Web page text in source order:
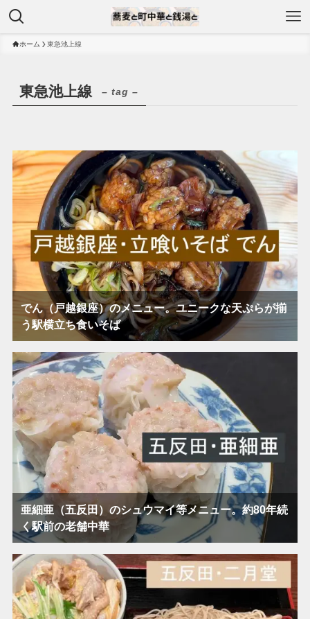
ホーム 東急池上線
東急池上線 – tag –
でん（戸越銀座）のメニュー。ユニークな天ぷらが揃
う駅横立ち食いそば
亜細亜（五反田）のシュウマイ等メニュー。約80年続
く駅前の老舗中華